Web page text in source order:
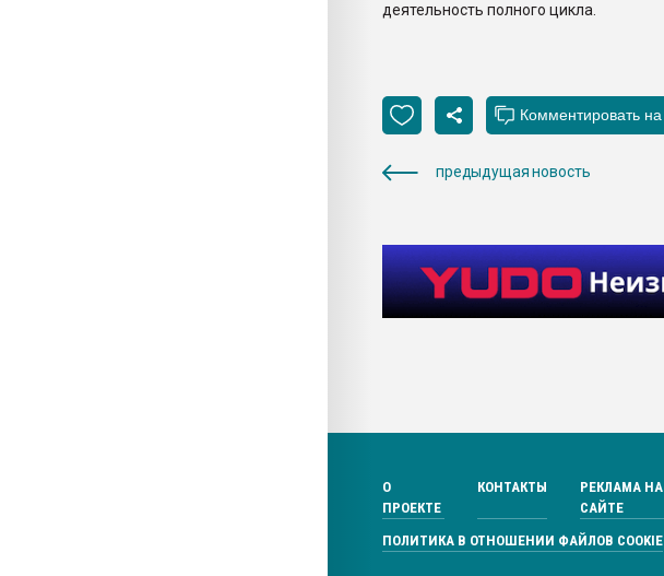
деятельность полного цикла.
предыдущая новость
О
ПРОЕКТЕ
КОНТАКТЫ
РЕКЛАМА НА
САЙТЕ
ПОЛИТИКА В ОТНОШЕНИИ ФАЙЛОВ COOKIE